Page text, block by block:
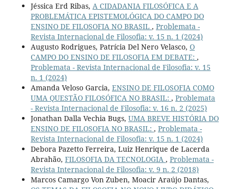
Jéssica Erd Ribas, A CIDADANIA FILOSÓFICA E A
PROBLEMÁTICA EPISTEMOLÓGICA DO CAMPO DO
ENSINO DE FILOSOFIA NO BRASIL , Problemata -
Revista Internacional de Filosofia: v. 15 n. 1 (2024)
Augusto Rodrigues, Patrícia Del Nero Velasco, O
CAMPO DO ENSINO DE FILOSOFIA EM DEBATE: ,
Problemata - Revista Internacional de Filosofia: v. 15
n. 1 (2024)
Amanda Veloso Garcia, ENSINO DE FILOSOFIA COMO
UMA QUESTÃO FILOSÓFICA NO BRASIL: , Problemata
- Revista Internacional de Filosofia: v. 16 n. 2 (2025)
Jonathan Dalla Vechia Bugs, UMA BREVE HISTÓRIA DO
ENSINO DE FILOSOFIA NO BRASIL: , Problemata -
Revista Internacional de Filosofia: v. 15 n. 1 (2024)
Debora Pazetto Ferreira, Luiz Henrique de Lacerda
Abrahão, FILOSOFIA DA TECNOLOGIA , Problemata -
Revista Internacional de Filosofia: v. 9 n. 2 (2018)
Marcos Camargo Von Zuben, Moacir Araújo Dantas,